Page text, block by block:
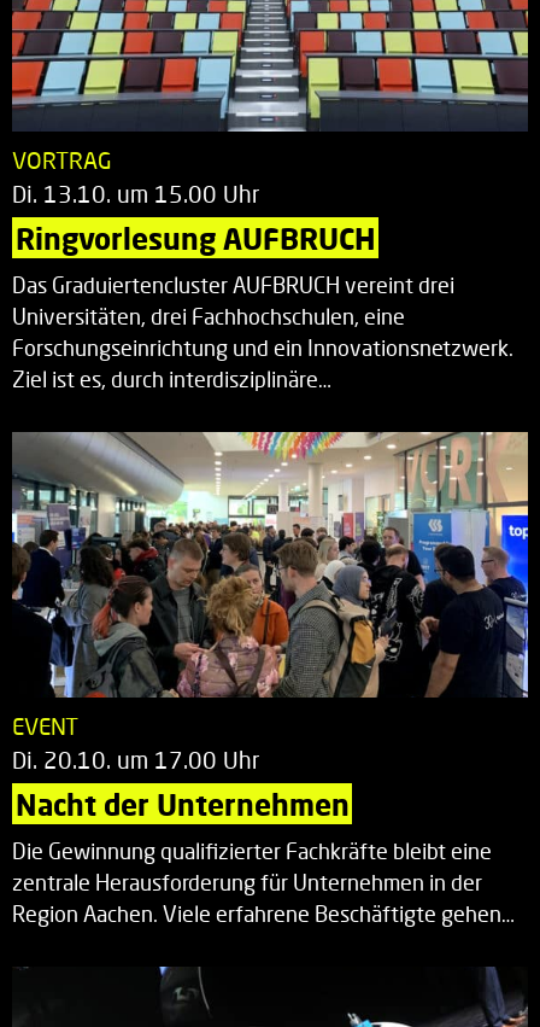
VORTRAG
Di. 13.10. um 15.00 Uhr
Ringvorlesung AUFBRUCH
Das Graduiertencluster AUFBRUCH vereint drei
Universitäten, drei Fachhochschulen, eine
Forschungseinrichtung und ein Innovationsnetzwerk.
Ziel ist es, durch interdisziplinäre…
EVENT
Di. 20.10. um 17.00 Uhr
Nacht der Unternehmen
Die Gewinnung qualifizierter Fachkräfte bleibt eine
zentrale Herausforderung für Unternehmen in der
Region Aachen. Viele erfahrene Beschäftigte gehen…